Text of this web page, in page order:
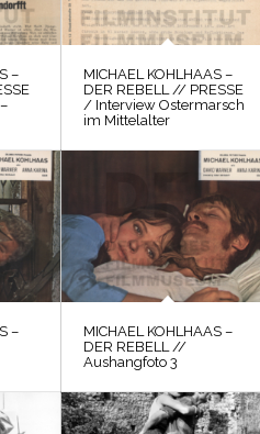
–
MICHAEL KOHLHAAS –
DER REBELL // PRESSE
/ Interview Ostermarsch
im Mittelalter
–
MICHAEL KOHLHAAS –
DER REBELL //
Aushangfoto 3